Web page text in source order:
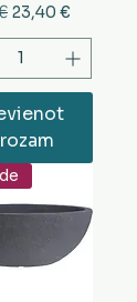
cena
Izpārdošanas
23,40 €